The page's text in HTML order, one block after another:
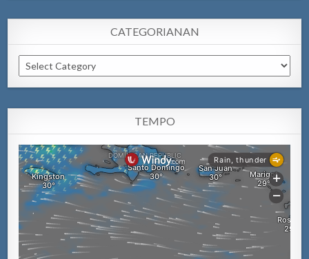
CATEGORIANAN
Categorianan
TEMPO